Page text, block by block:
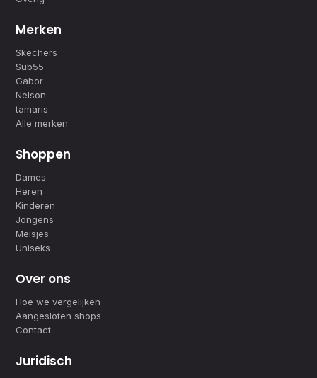
Merken
Skechers
Sub55
Gabor
Nelson
tamaris
Alle merken
Shoppen
Dames
Heren
Kinderen
Jongens
Meisjes
Uniseks
Over ons
Hoe we vergelijken
Aangesloten shops
Contact
Juridisch